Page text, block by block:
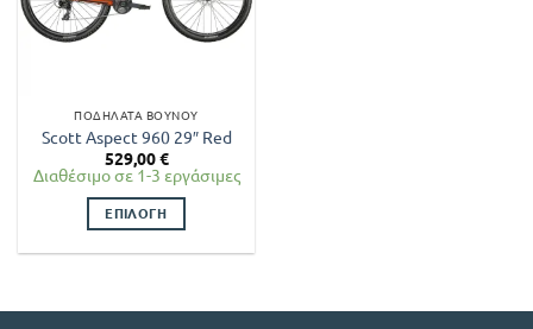
ΠΟΔΉΛΑΤΑ ΒΟΥΝΟΎ
Scott Aspect 960 29″ Red
529,00€
Διαθέσιμο σε 1-3 εργάσιμες
ΕΠΙΛΟΓΉ
έχει